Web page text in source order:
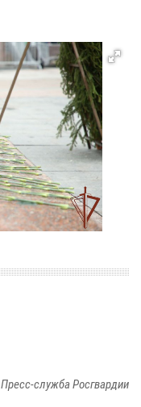
Пресс-служба Росгвардии